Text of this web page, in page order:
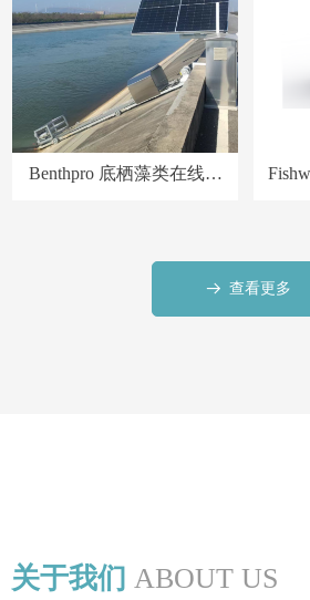
Benthpro 底栖藻类在线监
뀠 查看更多
关于我们 ABOUT US